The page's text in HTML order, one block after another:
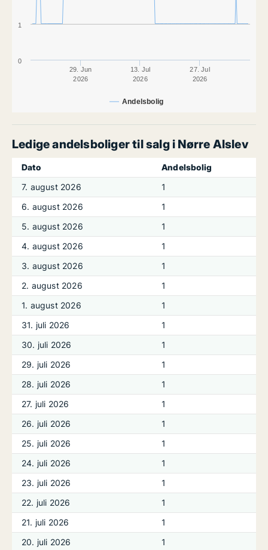
Andelsbolig
29. Jun
2026
13. Jul
2026
27. Jul
2026
1
0
Ledige andelsboliger til salg i Nørre Alslev
Dato
Andelsbolig
7. august 2026
1
6. august 2026
1
5. august 2026
1
4. august 2026
1
3. august 2026
1
2. august 2026
1
1. august 2026
1
31. juli 2026
1
30. juli 2026
1
29. juli 2026
1
28. juli 2026
1
27. juli 2026
1
26. juli 2026
1
25. juli 2026
1
24. juli 2026
1
23. juli 2026
1
22. juli 2026
1
21. juli 2026
1
20. juli 2026
1